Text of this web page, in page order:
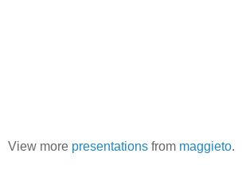
View more presentations from maggieto.